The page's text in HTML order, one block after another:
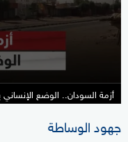
أزمة السودان.. الوضع
جهود الوساطة